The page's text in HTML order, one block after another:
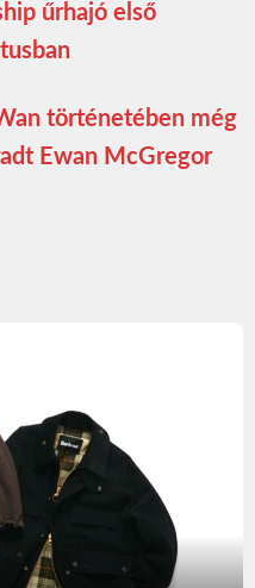
űrhajó első
történetében még
Ewan McGregor